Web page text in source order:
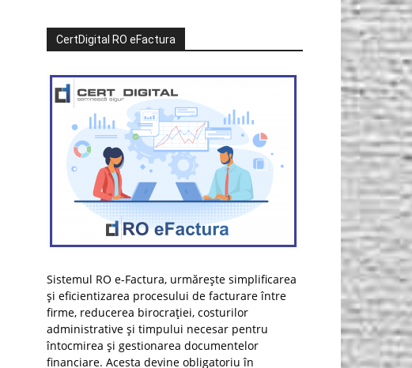
CertDigital RO eFactura
Sistemul RO e-Factura, urmărește simplificarea
și eficientizarea procesului de facturare între
firme, reducerea birocrației, costurilor
administrative și timpului necesar pentru
întocmirea și gestionarea documentelor
financiare. Acesta devine obligatoriu în